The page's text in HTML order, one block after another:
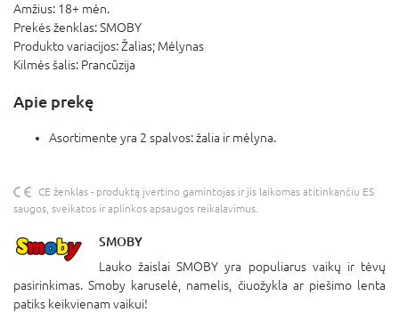
Amžius: 18+ mėn.
Prekės ženklas:SMOBY
Produkto variacijos:Žalias; Mėlynas
Kilmės šalis: Prancūzija
Apie prekę
Asortimente yra 2 spalvos: žalia ir mėlyna.
CE ženklas - produktą įvertino gamintojas ir jis laikomas atitinkančiu ES
saugos, sveikatos ir aplinkos apsaugos reikalavimus.
SMOBY
Lauko žaislai SMOBY yra populiarus vaikų ir tėvų
pasirinkimas. Smoby karuselė, namelis, čiuožykla ar piešimo lenta
patiks keikvienam vaikui!